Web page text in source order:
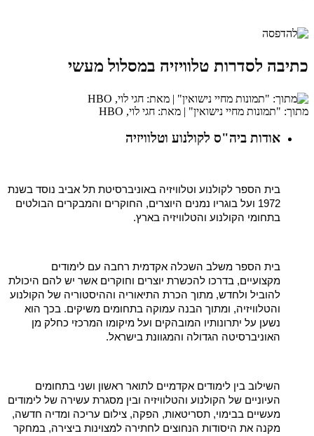
כתיבה לסדרות טלוויזיה במסלול מעשי
מתוך: "תמונות מחיי נישואין" | מאת: חגי לוי, HBO
אודות ביה"ס לקולנוע וטלוויזיה
בית הספר לקולנוע וטלוויזיה באוניברסיטת תל אביב נוסד בשנת
1972 ועל בוגריו נמנים היוצרים, החוקרים והמבקרים הבולטים
בתחומי הקולנוע והטלוויזיה בארץ.
בית הספר משלב השכלה אקדמית רחבה עם לימודים
מקצועיים, בדרכו להכשרת יוצרים וחוקרים אשר יש להם היכולת
להוביל ולחדש, מתוך הכרת התיאוריה וההיסטוריה של הקולנוע
והטלוויזיה, ומתוך הבנה עמוקה בתחומים משיקים. בכך הוא
נשען על יתרונותיו המובהקים ועל מיקומו המרכזי כחלק מן
האוניברסיטה הגדולה והמגוונת בישראל.
השילוב בין לימודים אקדמיים לתואר ראשון ושני בתחומים
העיוניים של הקולנוע והטלוויזיה ובין מסגרת עשירה של לימודים
מעשיים בבימוי, תסריטאות, הפקה, צילום עריכה ומדיה חדשה,
מקנה את היסודות הנחוצים לחתירה למצוינות ביצירה, במחקר